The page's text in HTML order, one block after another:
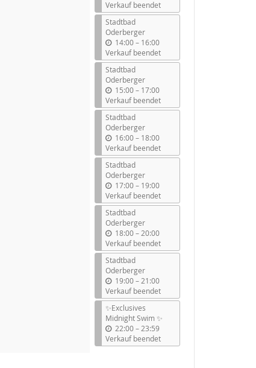
i
s
Verkauf beendet
Stadtbad
Oderberger
14:00 –b
i
s
16:00
Verkauf beendet
Stadtbad
Oderberger
15:00 –b
i
s
17:00
Verkauf beendet
Stadtbad
Oderberger
16:00 –b
i
s
18:00
Verkauf beendet
Stadtbad
Oderberger
17:00 –b
i
s
19:00
Verkauf beendet
Stadtbad
Oderberger
18:00 –b
i
s
20:00
Verkauf beendet
Stadtbad
Oderberger
19:00 –b
i
s
21:00
Verkauf beendet
✨Exclusives
Midnight Swim ✨
22:00 –b
i
s
23:59
Verkauf beendet